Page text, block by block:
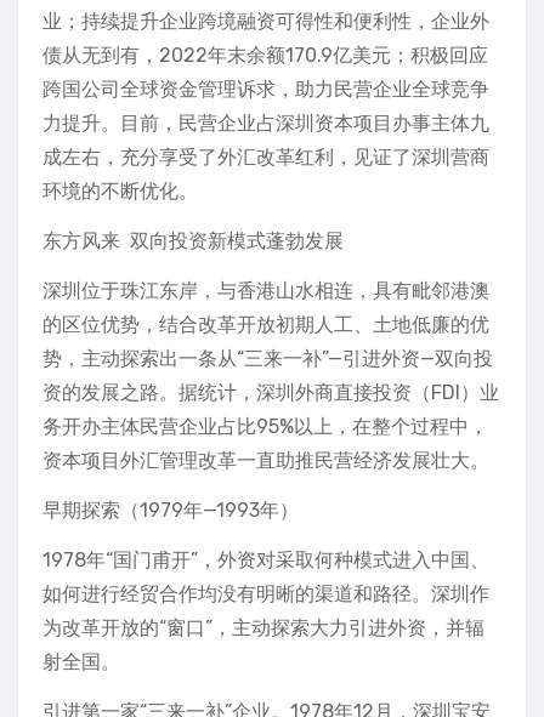
业；持续提升企业跨境融资可得性和便利性，企业外
债从无到有，2022年末余额170.9亿美元；积极回应
跨国公司全球资金管理诉求，助力民营企业全球竞争
力提升。目前，民营企业占深圳资本项目办事主体九
成左右，充分享受了外汇改革红利，见证了深圳营商
环境的不断优化。
东方风来 双向投资新模式蓬勃发展
深圳位于珠江东岸，与香港山水相连，具有毗邻港澳
的区位优势，结合改革开放初期人工、土地低廉的优
势，主动探索出一条从“三来一补”—引进外资—双向投
资的发展之路。据统计，深圳外商直接投资（FDI）业
务开办主体民营企业占比95%以上，在整个过程中，
资本项目外汇管理改革一直助推民营经济发展壮大。
早期探索（1979年—1993年）
1978年“国门甫开”，外资对采取何种模式进入中国、
如何进行经贸合作均没有明晰的渠道和路径。深圳作
为改革开放的“窗口”，主动探索大力引进外资，并辐
射全国。
引进第一家“三来一补”企业。1978年12月，深圳宝安